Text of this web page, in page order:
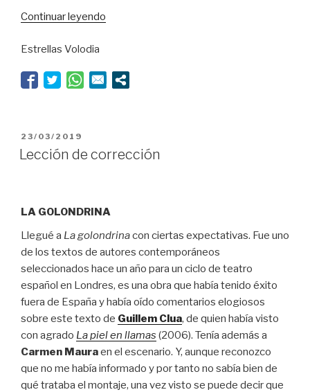
Continuar leyendo
Estrellas Volodia
PUBLICADO
EL
23/03/2019
Lección de corrección
LA GOLONDRINA
Llegué a La golondrinacon ciertas expectativas. Fue uno
de los textos de autores contemporáneos
seleccionados hace un año para un ciclo de teatro
español en Londres, es una obra que había tenido éxito
fuera de España y había oído comentarios elogiosos
sobre este texto de Guillem Clua, de quien había visto
con agrado La piel en llamas (2006). Tenía además a
Carmen Mauraen el escenario. Y, aunque reconozco
que no me había informado y por tanto no sabía bien de
qué trataba el montaje, una vez visto se puede decir que